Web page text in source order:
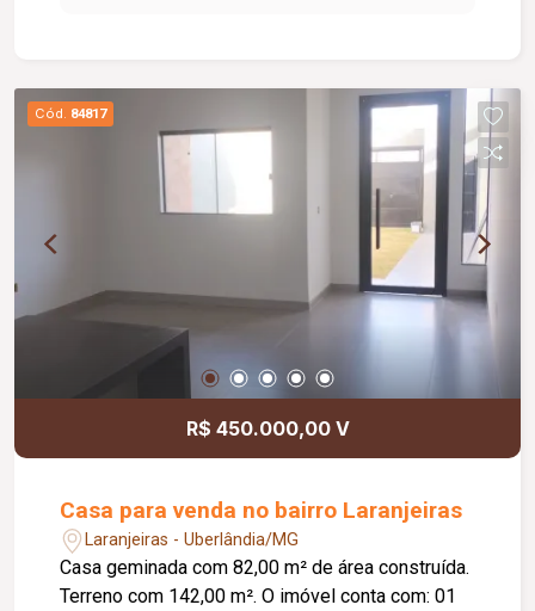
Diferenciais: Ambientes funcionais e bem
distribuídos; Excelente localização,
proporcionando praticidade e fácil acesso a
comércios e serviços.
Cód. 84817
R$ 450.000,00 V
Casa para venda no bairro Laranjeiras
Laranjeiras - Uberlândia/MG
Casa geminada com 82,00 m² de área construída.
Terreno com 142,00 m². O imóvel conta com: 01